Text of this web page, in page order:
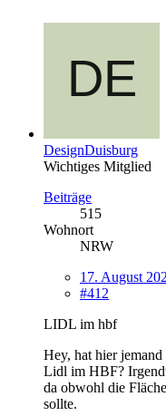
DesignDuisburg
Wichtiges Mitglied
Beiträge
515
Wohnort
NRW
17. August
#412
LIDL im hbf
Hey, hat hier
Lidl im HBF?
da obwohl die
sollte.